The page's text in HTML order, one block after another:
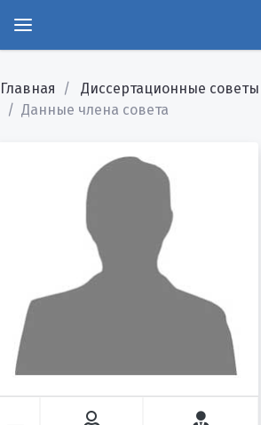
Главная Диссертационные советы
Данные члена совета